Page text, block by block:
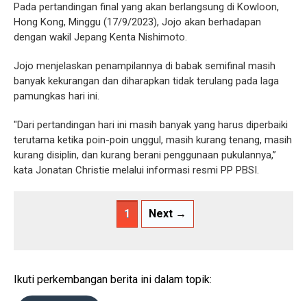
Pada pertandingan final yang akan berlangsung di Kowloon,
Hong Kong, Minggu (17/9/2023), Jojo akan berhadapan
dengan wakil Jepang Kenta Nishimoto.
Jojo menjelaskan penampilannya di babak semifinal masih
banyak kekurangan dan diharapkan tidak terulang pada laga
pamungkas hari ini.
"Dari pertandingan hari ini masih banyak yang harus diperbaiki
terutama ketika poin-poin unggul, masih kurang tenang, masih
kurang disiplin, dan kurang berani penggunaan pukulannya,”
kata Jonatan Christie melalui informasi resmi PP PBSI.
1 Next →
Ikuti perkembangan berita ini dalam topik: